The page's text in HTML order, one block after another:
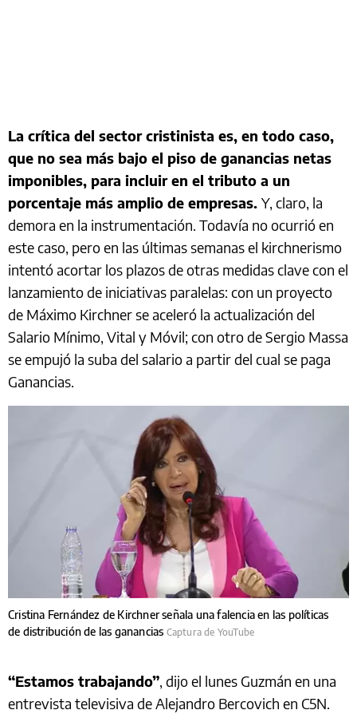
La crítica del sector cristinista es, en todo caso,
que no sea más bajo el piso de ganancias netas
imponibles, para incluir en el tributo a un
porcentaje más amplio de empresas. Y, claro, la
demora en la instrumentación. Todavía no ocurrió en
este caso, pero en las últimas semanas el kirchnerismo
intentó acortar los plazos de otras medidas clave con el
lanzamiento de iniciativas paralelas: con un proyecto
de Máximo Kirchner se aceleró la actualización del
Salario Mínimo, Vital y Móvil; con otro de Sergio Massa
se empujó la suba del salario a partir del cual se paga
Ganancias.
Cristina Fernández de Kirchner señala una falencia en las políticas
de distribución de las ganancias Captura de YouTube
“Estamos trabajando”, dijo el lunes Guzmán en una
entrevista televisiva de Alejandro Bercovich en C5N.